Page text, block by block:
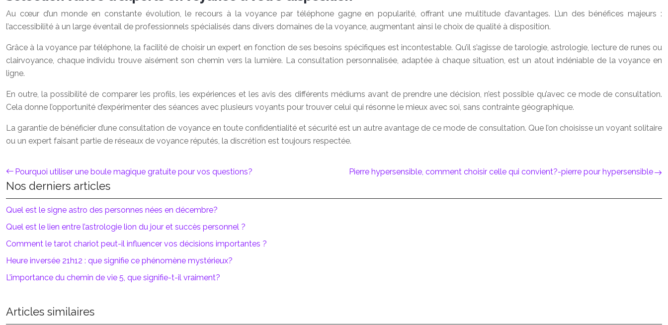
Au cœur d’un monde en constante évolution, le recours à la voyance par téléphone gagne en popularité, offrant une multitude d’avantages. L’un des bénéfices majeurs :
l’accessibilité à un large éventail de professionnels spécialisés dans divers domaines de la voyance, augmentant ainsi le choix de qualité à disposition.
Grâce à la voyance par téléphone, la facilité de choisir un expert en fonction de ses besoins spécifiques est incontestable. Qu’il s’agisse de tarologie, astrologie, lecture de runes ou
clairvoyance, chaque individu trouve aisément son chemin vers la lumière. La consultation personnalisée, adaptée à chaque situation, est un atout indéniable de la voyance en
ligne.
En outre, la possibilité de comparer les profils, les expériences et les avis des différents médiums avant de prendre une décision, n’est possible qu’avec ce mode de consultation.
Cela donne l’opportunité d’expérimenter des séances avec plusieurs voyants pour trouver celui qui résonne le mieux avec soi, sans contrainte géographique.
La garantie de bénéficier d’une consultation de voyance en toute confidentialité et sécurité est un autre avantage de ce mode de consultation. Que l’on choisisse un voyant solitaire
ou un expert faisant partie de réseaux de voyance réputés, la discrétion est toujours respectée.
Pourquoi utiliser une boule magique gratuite pour vos questions? Pierre hypersensible, comment choisir celle qui convient?-pierre pour hypersensible
Nos derniers articles
Quel est le signe astro des personnes nées en décembre?
Quel est le lien entre l’astrologie lion du jour et succès personnel ?
Comment le tarot chariot peut-il influencer vos décisions importantes ?
Heure inversée 21h12 : que signifie ce phénomène mystérieux?
L’importance du chemin de vie 5, que signifie-t-il vraiment?
Articles similaires